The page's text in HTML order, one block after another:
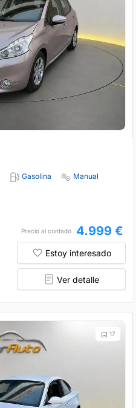
Gasolina
Manual
Precio al contado 4.999 €
Estoy interesado
Ver detalle
17